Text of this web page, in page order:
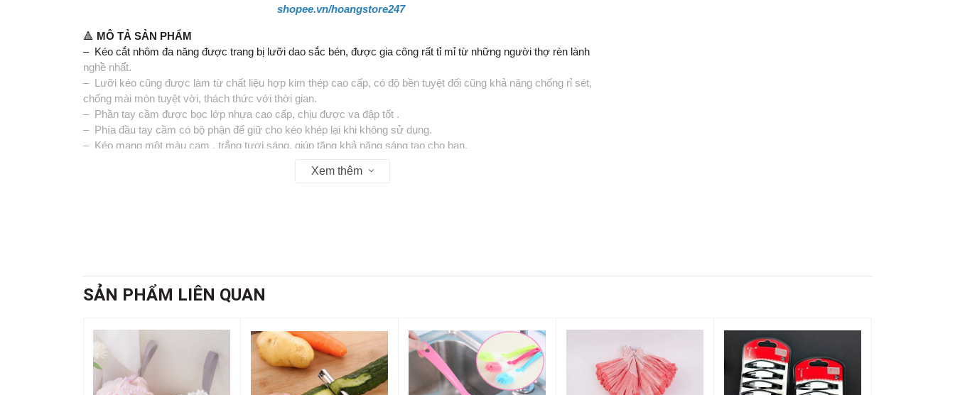
shopee.vn/hoangstore247
🔺 MÔ TẢ SẢN PHẨM
– Kéo cắt nhôm đa năng được trang bị lưỡi dao sắc bén, được gia công rất tỉ mỉ từ những người thợ rèn lành
nghề nhất.
– Lưỡi kéo cũng được làm từ chất liệu hợp kim thép cao cấp, có độ bền tuyệt đối cũng khả năng chống rỉ sét,
chống mài mòn tuyệt vời, thách thức với thời gian.
– Phần tay cầm được bọc lớp nhựa cao cấp, chịu được va đập tốt .
– Phía đầu tay cầm có bộ phận để giữ cho kéo khép lại khi không sử dụng.
– Kéo mang một màu cam , trắng tươi sáng, giúp tăng khả năng sáng tạo cho bạn.
Xem thêm
SẢN PHẨM LIÊN QUAN